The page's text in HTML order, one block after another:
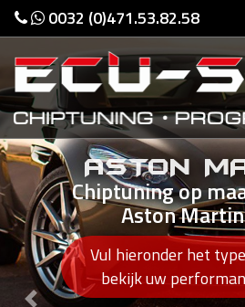
0032 (0)471.53.82.58
ASTON
Chiptuning op
Aston
Vul hieronder het
bekijk uw
Previous